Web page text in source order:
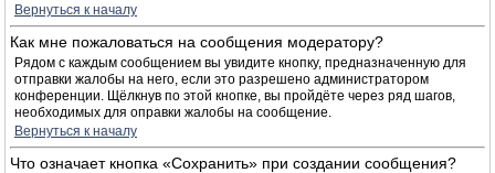
Вернуться к началу
Как мне пожаловаться на сообщения модератору?
Рядом с каждым сообщением вы увидите кнопку, предназначенную для
отправки жалобы на него, если это разрешено администратором
конференции. Щёлкнув по этой кнопке, вы пройдёте через ряд шагов,
необходимых для оправки жалобы на сообщение.
Вернуться к началу
Что означает кнопка «Сохранить» при создании сообщения?